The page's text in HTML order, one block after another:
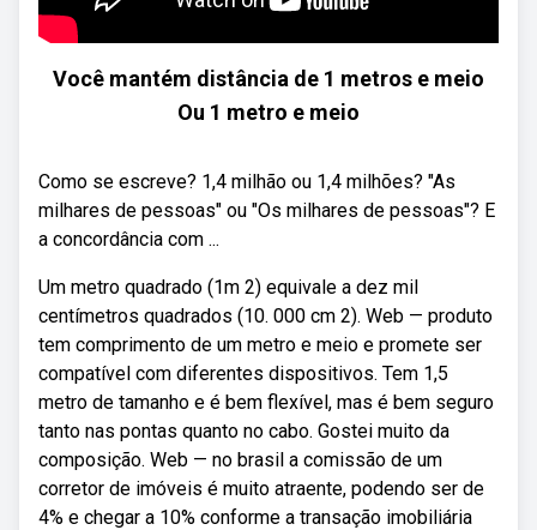
Você mantém distância de 1 metros e meio
Ou 1 metro e meio
Como se escreve? 1,4 milhão ou 1,4 milhões? "As
milhares de pessoas" ou "Os milhares de pessoas"? E
a concordância com ...
Um metro quadrado (1m 2) equivale a dez mil
centímetros quadrados (10. 000 cm 2). Web — produto
tem comprimento de um metro e meio e promete ser
compatível com diferentes dispositivos. Tem 1,5
metro de tamanho e é bem flexível, mas é bem seguro
tanto nas pontas quanto no cabo. Gostei muito da
composição. Web — no brasil a comissão de um
corretor de imóveis é muito atraente, podendo ser de
4% e chegar a 10% conforme a transação imobiliária